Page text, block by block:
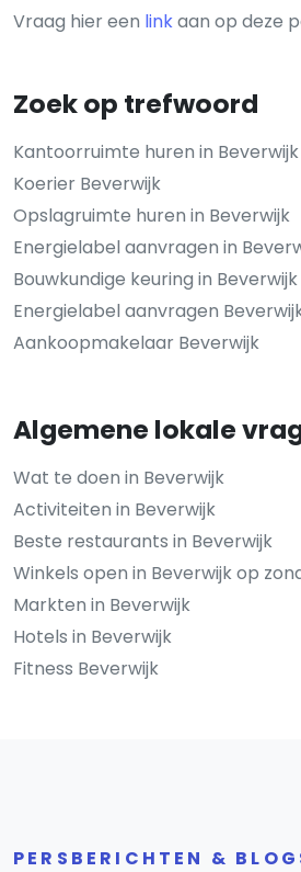
Vraag hier een linkaan op deze
Zoek op trefwoord
Kantoorruimte huren in Beverwijk
Koerier Beverwijk
Opslagruimte huren in Beverwijk
Energielabel aanvragen in
Bouwkundige keuring in Beverwijk
Energielabel aanvragen
Aankoopmakelaar Beverwijk
Algemene lokale
Wat te doen in Beverwijk
Activiteiten in Beverwijk
Beste restaurants in Beverwijk
Winkels open in Beverwijk op
Markten in Beverwijk
Hotels in Beverwijk
Fitness Beverwijk
PERSBERICHTEN &